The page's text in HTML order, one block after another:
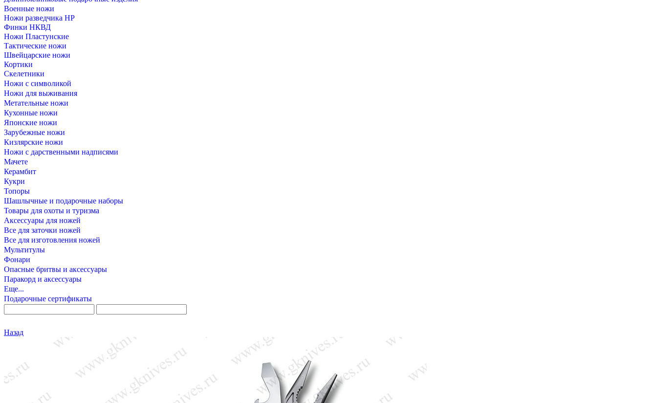
Военные ножи
Ножи разведчика НР
Финки НКВД
Ножи Пластунские
Тактические ножи
Швейцарские ножи
Кортики
Скелетники
Ножи с символикой
Ножи для выживания
Метательные ножи
Кухонные ножи
Японские ножи
Зарубежные ножи
Кизлярские ножи
Ножи с дарственными надписями
Мачете
Керамбит
Кукри
Топоры
Шашлычные и подарочные наборы
Товары для охоты и туризма
Аксессуары для ножей
Все для заточки ножей
Все для изготовления ножей
Мультитулы
Фонари
Опасные бритвы и аксессуары
Паракорд и аксессуары
Еще...
Подарочные сертификаты
Назад